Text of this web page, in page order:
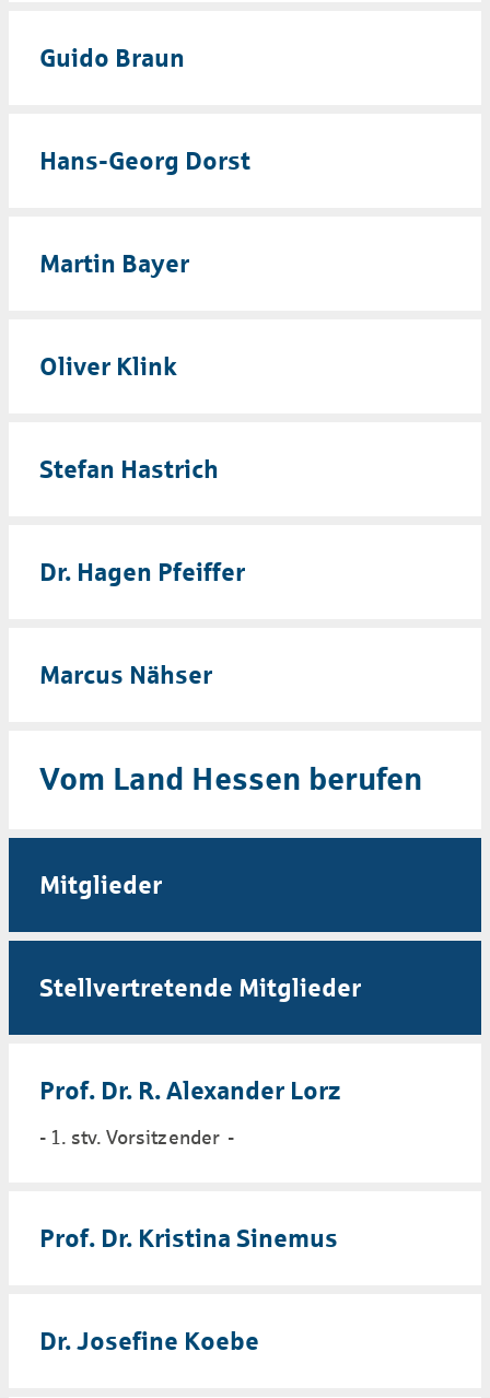
Guido Braun
Hans-Georg Dorst
Martin Bayer
Oliver Klink
Stefan Hastrich
Dr. Hagen Pfeiffer
Marcus Nähser
Vom Land Hessen berufen
Mitglieder
Stellvertretende Mitglieder
Prof. Dr. R. Alexander Lorz
- 1. stv. Vorsitzender -
Prof. Dr. Kristina Sinemus
Dr. Josefine Koebe